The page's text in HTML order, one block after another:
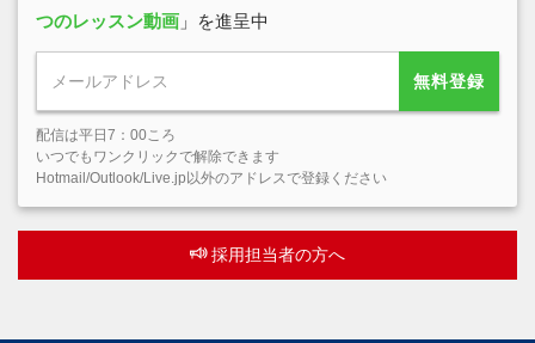
つのレッスン動画 」を進呈中
無料登録
配信は平日7：00ころ
いつでもワンクリックで解除できます
Hotmail/Outlook/Live.jp以外のアドレスで登録ください
採用担当者の方へ